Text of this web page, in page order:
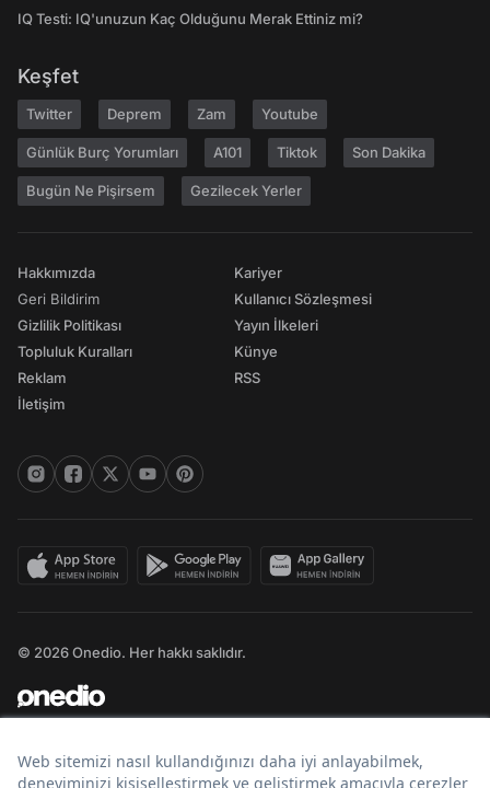
IQ Testi: IQ'unuzun Kaç Olduğunu Merak Ettiniz mi?
Keşfet
Twitter Deprem Zam Youtube
Günlük Burç Yorumları A101 Tiktok Son Dakika
Bugün Ne Pişirsem Gezilecek Yerler
Hakkımızda
Geri Bildirim
Gizlilik Politikası
Topluluk Kuralları
Reklam
İletişim
Kariyer
Kullanıcı Sözleşmesi
Yayın İlkeleri
Künye
RSS
© 2026 Onedio. Her hakkı saklıdır.
Bir markasıdır.